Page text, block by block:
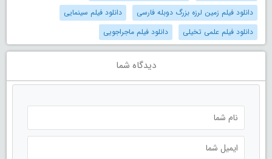
دانلود فیلم زمین لرزه بزرگ دوبله فارسی
دانلود فیلم سینمایی
دانلود فیلم علمی تخیلی
دانلود فیلم ماجراجویی
دیدگاه شما